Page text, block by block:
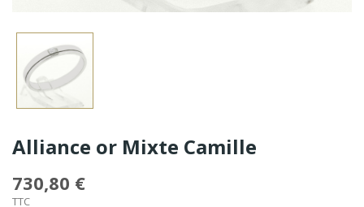
Alliance or Mixte Camille
730,80 €
TTC